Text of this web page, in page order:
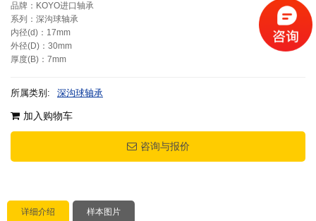
品牌：KOYO进口轴承
系列：深沟球轴承
内径(d)：17mm
外径(D)：30mm
厚度(B)：7mm
所属类别: 深沟球轴承
加入购物车
咨询与报价
详细介绍 样本图片